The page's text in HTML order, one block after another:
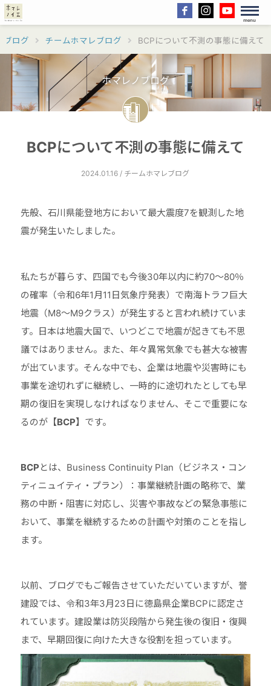
menu
ブログ チームホマレブログ BCPについて不測の事態に備えて
ホマレノブログ
BCPについて不測の事態に備えて
2024.01.16 / チームホマレブログ
先般、石川県能登地方において最大震度7を観測した地
震が発生いたしました。
私たちが暮らす、四国でも今後30年以内に約70～80％
の確率（令和6年1月11日気象庁発表）で南海トラフ巨大
地震（M8～M9クラス）が発生すると言われ続けていま
す。日本は地震大国で、いつどこで地震が起きても不思
議ではありません。また、年々異常気象でも甚大な被害
が出ています。そんな中でも、企業は地震や災害時にも
事業を途切れずに継続し、一時的に途切れたとしても早
期の復旧を実現しなければなりません、そこで重要にな
るのが【BCP】 です。
BCP とは、Business Continuity Plan（ビジネス・コン
ティニュイティ・プラン）：事業継続計画の略称で、業
務の中断・阻害に対応し、災害や事故などの緊急事態に
おいて、事業を継続するための計画や対策のことを指し
ます。
以前、ブログでもご報告させていただいていますが、誉
建設では、令和3年3月23日に徳島県企業BCPに認定さ
れています。建設業は防災段階から発生後の復旧・復興
まで、早期回復に向けた大きな役割を担っています。